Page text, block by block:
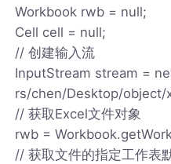
Workbook rwb = null;
Cell cell = null;
// 创建输入流
InputStream stream =
rs/chen/Desktop/object/
// 获取Excel文件对象
rwb =
// 获取文件的指定工作表